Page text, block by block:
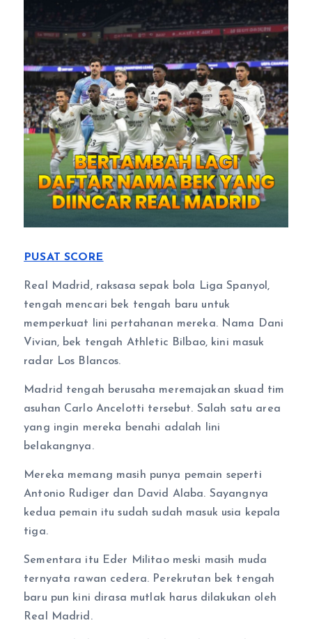
PUSAT SCORE
Real Madrid, raksasa sepak bola Liga Spanyol,
tengah mencari bek tengah baru untuk
memperkuat lini pertahanan mereka. Nama Dani
Vivian, bek tengah Athletic Bilbao, kini masuk
radar Los Blancos.
Madrid tengah berusaha meremajakan skuad tim
asuhan Carlo Ancelotti tersebut. Salah satu area
yang ingin mereka benahi adalah lini
belakangnya.
Mereka memang masih punya pemain seperti
Antonio Rudiger dan David Alaba. Sayangnya
kedua pemain itu sudah sudah masuk usia kepala
tiga.
Sementara itu Eder Militao meski masih muda
ternyata rawan cedera. Perekrutan bek tengah
baru pun kini dirasa mutlak harus dilakukan oleh
Real Madrid.